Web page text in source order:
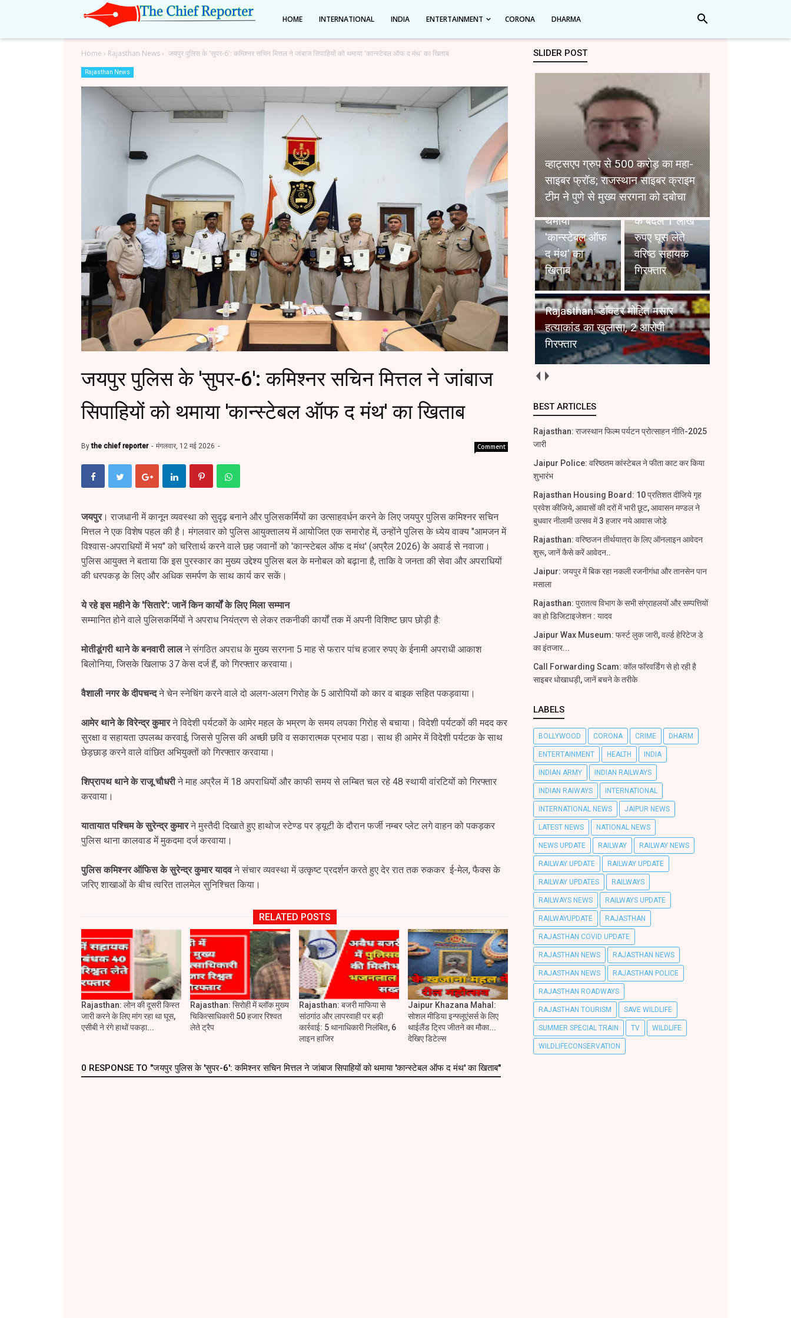
HOME INTERNATIONAL INDIA ENTERTAINMENT CORONA DHARMA search
Home › Rajasthan News› जयपुर पुलिस के 'सुपर-6': कमिश्नर सचिन मित्तल ने जांबाज सिपाहियों को थमाया 'कान्स्टेबल ऑफ द मंथ' का खिताब
Rajasthan News
जयपुर पुलिस के 'सुपर-6': कमिश्नर सचिन मित्तल ने जांबाज
सिपाहियों को थमाया 'कान्स्टेबल ऑफ द मंथ' का खिताब
Bythe chief reporter मंगलवार, 12 मई 2026 Comment
जयपुर। राजधानी में कानून व्यवस्था को सुदृढ़ बनाने और पुलिसकर्मियों का उत्साहवर्धन करने के लिए जयपुर पुलिस कमिश्नर सचिन
मित्तल ने एक विशेष पहल की है। मंगलवार को पुलिस आयुक्तालय में आयोजित एक समारोह में, उन्होंने पुलिस के ध्येय वाक्य "आमजन में
विश्वास-अपराधियों में भय" को चरितार्थ करने वाले छह जवानों को 'कान्स्टेबल ऑफ द मंथ' (अप्रैल 2026) के अवार्ड से नवाजा।
​पुलिस आयुक्त ने बताया कि इस पुरस्कार का मुख्य उद्देश्य पुलिस बल के मनोबल को बढ़ाना है, ताकि वे जनता की सेवा और अपराधियों
की धरपकड़ के लिए और अधिक समर्पण के साथ कार्य कर सकें।
ये रहे इस महीने के 'सितारे': जानें किन कार्यों के लिए मिला सम्मान
​सम्मानित होने वाले पुलिसकर्मियों ने अपराध नियंत्रण से लेकर तकनीकी कार्यों तक में अपनी विशिष्ट छाप छोड़ी है:
मोतीडूंगरी थाने के बनवारी लालने संगठित अपराध के मुख्य सरगना 5 माह से फरार पांच हजार रुपए के ईनामी अपराधी आकाश
बिलोनिया, जिसके खिलाफ 37 केस दर्ज हैं, को गिरफ्तार करवाया।
वैशाली नगर के दीपचन्दने चेन स्नेचिंग करने वाले दो अलग-अलग गिरोह के 5 आरोपियों को कार व बाइक सहित पकड़वाया।
आमेर थाने के विरेन्द्र कुमारने विदेशी पर्यटकों के आमेर महल के भम्रण के समय लपका गिरोह से बचाया। विदेशी पर्यटकों की मदद कर
सुरक्षा व सहायता उपलब्ध करवाई, जिससे पुलिस की अच्छी छवि व सकारात्मक प्रभाव पडा। साथ ही आमेर में विदेशी पर्यटक के साथ
छेड़छाड़ करने वाले वांछित अभियुक्तों को गिरफ्तार करवाया।
शिप्रापथ थाने के राजू चौधरीने माह अप्रैल में 18 अपराधियों और काफी समय से लम्बित चल रहे 48 स्थायी वांरटियों को गिरफ्तार
करवाया।
यातायात पश्चिम के सुरेन्द्र कुमारने मुस्तैदी दिखाते हुए हाथोज स्टेण्ड पर ड्यूटी के दौरान फर्जी नम्बर प्लेट लगे वाहन को पकड़कर
पुलिस थाना कालवाड में मुकदमा दर्ज करवाया।
पुलिस कमिश्नर ऑफिस के सुरेन्द्र कुमार यादवने संचार व्यवस्था में उत्कृष्ट प्रदर्शन करते हुए देर रात तक रुककर ई-मेल, फैक्स के
जरिए शाखाओं के बीच त्वरित तालमेल सुनिश्चित किया।
RELATED POSTS
Rajasthan: लोन की दूसरी किस्त
जारी करने के लिए मांग रहा था घूस,
एसीबी ने रंगे हाथों पकड़ा...
Rajasthan: सिरोही में ब्लॉक मुख्य
चिकित्साधिकारी 50 हजार रिश्वत
लेते ट्रैप
Rajasthan: बजरी माफिया से
सांठगांठ और लापरवाही पर बड़ी
कार्रवाई: 5 थानाधिकारी निलंबित, 6
लाइन हाजिर
Jaipur Khazana Mahal:
सोशल मीडिया इन्फ्लूएंसर्स के लिए
थाईलैंड ट्रिप जीतने का मौका...
देखिए डिटेल्स
0 RESPONSE TO "जयपुर पुलिस के 'सुपर-6': कमिश्नर सचिन मित्तल ने जांबाज सिपाहियों को थमाया 'कान्स्टेबल ऑफ द मंथ' का खिताब"
SLIDER POST
व्हाट्सएप ग्रुप से 500 करोड़ का महा-
साइबर फ्रॉड; राजस्थान साइबर क्राइम
टीम ने पुणे से मुख्य सरगना को दबोचा
जयपुर पुलिस के
'सुपर-6':
कमिश्नर सचिन
मित्तल ने जांबाज
सिपाहियों को
थमाया
'कान्स्टेबल ऑफ
द मंथ' का
खिताब
Udaipur: डेथ
क्लेम पास करने
के बदले 1 लाख
रुपए घूस लेते
वरिष्ठ सहायक
गिरफ्तार
Rajasthan: डॉक्टर मोहित मसार
हत्याकांड का खुलासा, 2 आरोपी
गिरफ्तार
BEST ARTICLES
Rajasthan: राजस्थान फिल्म पर्यटन प्रोत्साहन नीति-2025
जारी
Jaipur Police: वरिष्ठतम कांस्टेबल ने फीता काट कर किया
शुभारंभ
Rajasthan Housing Board: 10 प्रतिशत दीजिये गृह
प्रवेश कीजिये, आवासों की दरों में भारी छूट, आवासन मण्डल ने
बुधवार नीलामी उत्सव में 3 हजार नये आवास जोडे़
Rajasthan: वरिष्ठजन तीर्थयात्रा के लिए ऑनलाइन आवेदन
शुरू, जानें कैसे करें आवेदन..
Jaipur: जयपुर में बिक रहा नकली रजनीगंधा और तानसेन पान
मसाला
Rajasthan: पुरातत्व विभाग के सभी संग्राहलयों और सम्पत्तियों
का हो डिजिटाइजेशन : यादव
Jaipur Wax Museum: फर्स्ट लुक जारी, वर्ल्ड हेरिटेज डे
का इंतजार...
Call Forwarding Scam: कॉल फॉरवर्डिंग से हो रही है
साइबर धोखाधड़ी, जानें बचने के तरीके
LABELS
BOLLYWOOD CORONA CRIME DHARM
ENTERTAINMENT HEALTH INDIA
INDIAN ARMY INDIAN RAILWAYS
INDIAN RAIWAYS INTERNATIONAL
INTERNATIONAL NEWS JAIPUR NEWS
LATEST NEWS NATIONAL NEWS
NEWS UPDATE RAILWAY RAILWAY NEWS
RAILWAY UPDATE RAILWAY UPDATE
RAILWAY UPDATES RAILWAYS
RAILWAYS NEWS RAILWAYS UPDATE
RAILWAYUPDATE RAJASTHAN
RAJASTHAN COVID UPDATE
RAJASTHAN NEWS RAJASTHAN NEWS
RAJASTHAN NEWS RAJASTHAN POLICE
RAJASTHAN ROADWAYS
RAJASTHAN TOURISM SAVE WILDLIFE
SUMMER SPECIAL TRAIN TV WILDLIFE
WILDLIFECONSERVATION